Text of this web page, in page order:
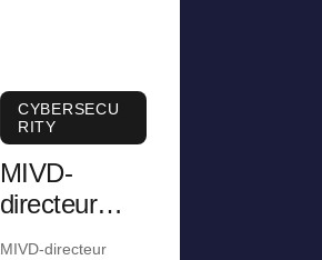
CYBERSECU
RITY
MIVD-
directeur
MIVD-directeur